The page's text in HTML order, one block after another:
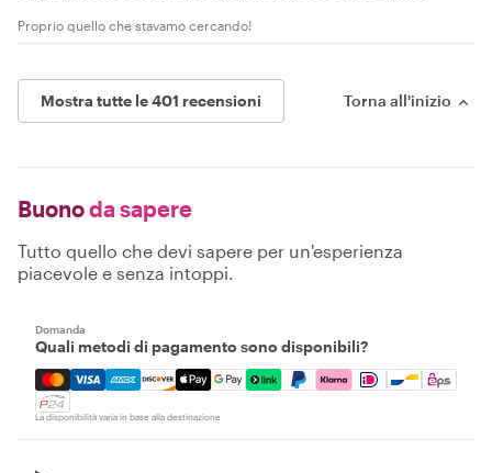
Proprio quello che stavamo cercando!
Mostra tutte le 401 recensioni Torna all'inizio
Buonoda sapere
Tutto quello che devi sapere per un'esperienza
piacevole e senza intoppi.
Domanda
Quali metodi di pagamento sono disponibili?
Mastercard, Visa, Amex, Discover, Apple Pay, Google
La disponibilità varia in base alla destinazione